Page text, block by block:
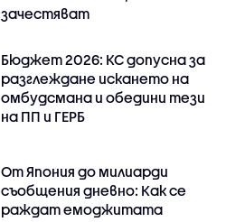
зачестяват
Бюджет 2026: КС допусна за
разглеждане искането на
омбудсмана и обедини тези
на ПП и ГЕРБ
От Япония до милиарди
съобщения дневно: Как се
раждат емоджитата